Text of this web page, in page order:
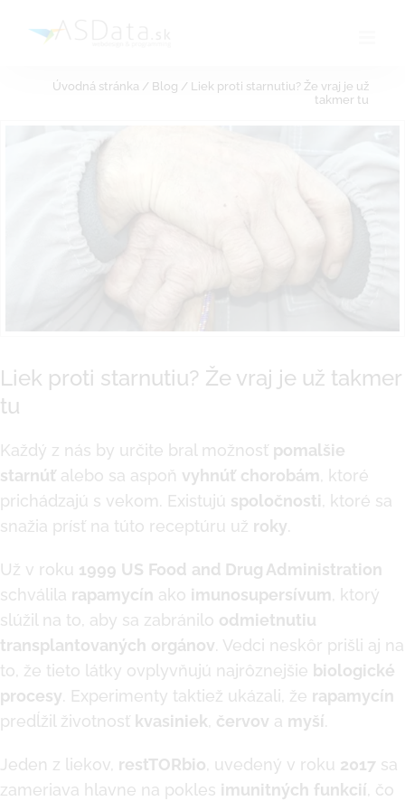
Úvodná stránka / Blog / Liek proti starnutiu? Že vraj je už
takmer tu
Liek proti starnutiu? Že vraj je už takmer
tu
Každý z nás by určite bral možnosť pomalšie
starnúť alebo sa aspoň vyhnúť chorobám , ktoré
prichádzajú s vekom. Existujú spoločnosti , ktoré sa
snažia prísť na túto receptúru už roky
Už v roku 1999 US Food and Drug Administration
schválila rapamycín ako imunosupersívum , ktorý
slúžil na to, aby sa zabránilo odmietnutiu
transplantovaných orgánov . Vedci neskôr prišli aj na
to, že tieto látky ovplyvňujú najrôznejšie biologické
procesy . Experimenty taktiež ukázali, že rapamycín
predĺžil životnosť kvasiniek červov a myší
Jeden z liekov, restTORbio , uvedený v roku 2017 sa
zameriava hlavne na pokles imunitných funkcií , čo